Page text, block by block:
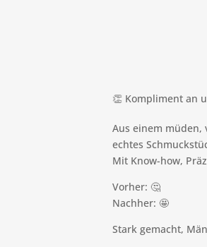
👏 Kompliment an
Aus einem
echtes
Mit Know-how,
Vorher: 🤔
Nachher: 🤩
Stark gemacht,